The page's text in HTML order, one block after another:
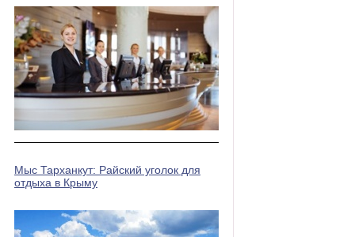
Мыс Тарханкут: Райский уголок для
отдыха в Крыму